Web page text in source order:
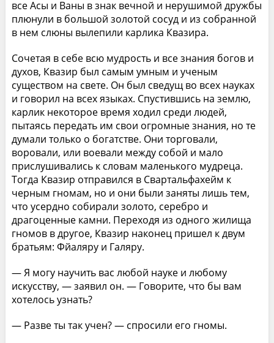
все Асы и Ваны в знак вечной и нерушимой дружбы
плюнули в большой золотой сосуд и из собранной
в нем слюны вылепили карлика Квазира.
Сочетая в себе всю мудрость и все знания богов и
духов, Квазир был самым умным и ученым
существом на свете. Он был сведущ во всех науках
и говорил на всех языках. Спустившись на землю,
карлик некоторое время ходил среди людей,
пытаясь передать им свои огромные знания, но те
думали только о богатстве. Они торговали,
воровали, или воевали между собой и мало
прислушивались к словам маленького мудреца.
Тогда Квазир отправился в Свартальфахейм к
черным гномам, но и они были заняты лишь тем,
что усердно собирали золото, серебро и
драгоценные камни. Переходя из одного жилища
гномов в другое, Квазир наконец пришел к двум
братьям: Фйаляру и Галяру.
— Я могу научить вас любой науке и любому
искусству, — заявил он. — Говорите, что бы вам
хотелось узнать?
— Разве ты так учен? — спросили его гномы.